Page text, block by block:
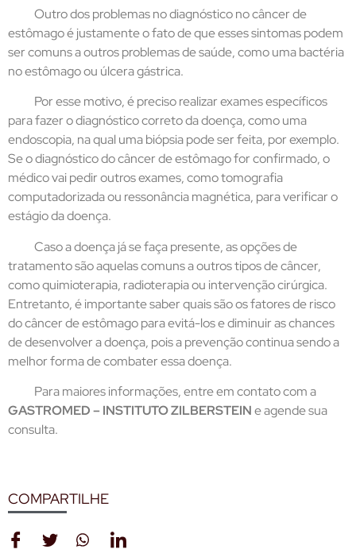
Outro dos problemas no diagnóstico no câncer de
estômago é justamente o fato de que esses sintomas podem
ser comuns a outros problemas de saúde, como uma bactéria
no estômago ou úlcera gástrica.
Por esse motivo, é preciso realizar exames específicos
para fazer o diagnóstico correto da doença, como uma
endoscopia, na qual uma biópsia pode ser feita, por exemplo.
Se o diagnóstico do câncer de estômago for confirmado, o
médico vai pedir outros exames, como tomografia
computadorizada ou ressonância magnética, para verificar o
estágio da doença.
Caso a doença já se faça presente, as opções de
tratamento são aquelas comuns a outros tipos de câncer,
como quimioterapia, radioterapia ou intervenção cirúrgica.
Entretanto, é importante saber quais são os fatores de risco
do câncer de estômago para evitá-los e diminuir as chances
de desenvolver a doença, pois a prevenção continua sendo a
melhor forma de combater essa doença.
Para maiores informações, entre em contato com a
GASTROMED – INSTITUTO ZILBERSTEINe agende sua
consulta.
COMPARTILHE